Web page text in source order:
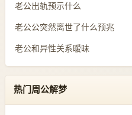
老公出轨预示什么
老公公突然离世了什么预兆
老公和异性关系暧昧
热门周公解梦